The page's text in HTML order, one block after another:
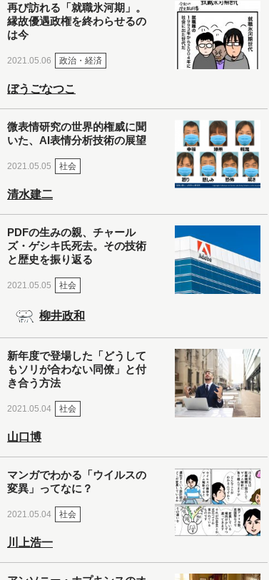
再び訪れる「就職氷河期」。
縁故優遇政権を終わらせるの
は今
2021.05.06 政治・経済
ぼうごなつこ
微表情研究の世界的権威に聞
いた、AI表情分析技術の展望
2021.05.05 社会
清水建二
PDFの生みの親、チャール
ズ・ゲシキ氏死去。その技術
と歴史を振り返る
2021.05.05 社会
柳井政和
新年度で登場した「どうして
もソリが合わない同僚」と付
き合う方法
2021.05.04 社会
山口博
マンガでわかる「ウイルスの
変異」ってなに？
2021.05.04 社会
川上浩一